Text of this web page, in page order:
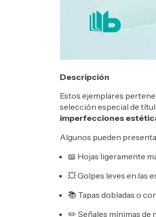
Descripción
Estos ejemplares
selección especial de
imperfecciones
Algunos pueden
📖 Hojas ligeramente
💥 Golpes leves en las
📚 Tapas dobladas o
✏️ Señales mínimas de